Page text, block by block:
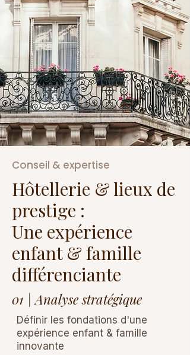
Conseil & expertise
Hôtellerie & lieux de
prestige :
Une expérience
enfant & famille
différenciante
01 | Analyse stratégique
Définir les fondations d'une
expérience enfant & famille
innovante